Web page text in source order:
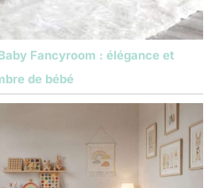
Fancyroom : élégance et
de bébé